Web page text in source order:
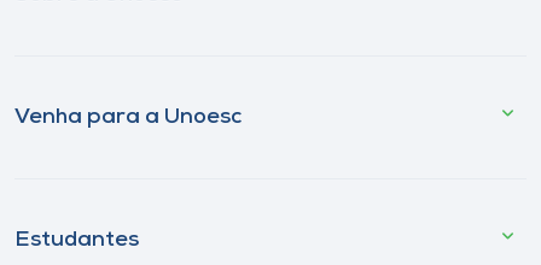
Venha para a Unoesc
Estudantes